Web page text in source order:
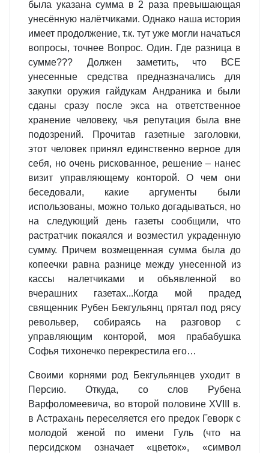
была указана сумма в 2 раза превышающая
унесённую налётчиками. Однако наша история
имеет продолжение, т.к. тут уже могли начаться
вопросы, точнее Вопрос. Один. Где разница в
сумме??? Должен заметить, что ВСЕ
унесенные средства предназначались для
закупки оружия гайдукам Андраника и были
сданы сразу после экса на ответственное
хранение человеку, чья репутация была вне
подозрений. Прочитав газетные заголовки,
этот человек принял единственно верное для
себя, но очень рискованное, решение – нанес
визит управляющему конторой. О чем они
беседовали, какие аргументы были
использованы, можно только догадываться, но
на следующий день газеты сообщили, что
растратчик покаялся и возместил украденную
сумму. Причем возмещенная сумма была до
копеечки равна разнице между унесенной из
кассы налетчиками и объявленной во
вчерашних газетах...Когда мой прадед
священник Рубен Бекгульянц прятал под рясу
револьвер, собираясь на разговор с
управляющим конторой, моя прабабушка
Софья тихонечко перекрестила его…
Своими корнями род Бекгульянцев уходит в
Персию. Откуда, со слов Рубена
Варфоломеевича, во второй половине XVIII в.
в Астрахань переселяется его предок Геворк с
молодой женой по имени Гуль (что на
персидском означает «цветок», «символ